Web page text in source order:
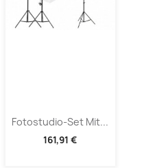
Fotostudio-Set Mit...
161,91 €